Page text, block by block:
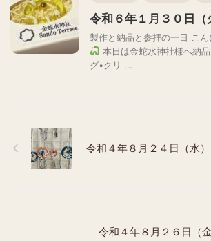
令和６年１月３０日（
製作と納品と参拝の一日 こ
本日は金蛇水神社様へ納
グ•クリ ...
令和４年８月２４日（水）
令和４年８月２６日（金